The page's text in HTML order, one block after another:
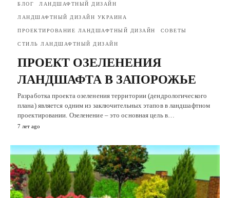
БЛОГ ЛАНДШАФТНЫЙ ДИЗАЙН
ЛАНДШАФТНЫЙ ДИЗАЙН УКРАИНА
ПРОЕКТИРОВАНИЕ ЛАНДШАФТНЫЙ ДИЗАЙН СОВЕТЫ
СТИЛЬ ЛАНДШАФТНЫЙ ДИЗАЙН
ПРОЕКТ ОЗЕЛЕНЕНИЯ
ЛАНДШАФТА В ЗАПОРОЖЬЕ
Разработка проекта озеленения территории (дендрологического
плана) является одним из заключительных этапов в ландшафтном
проектировании. Озеленение – это основная цель в…
7 лет ago